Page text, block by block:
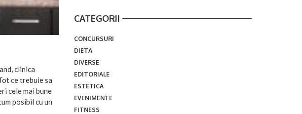
clinica
ce trebuie sa
cele mai bune
posibil cu un
CATEGORII
CONCURSURI
DIETA
DIVERSE
EDITORIALE
ESTETICA
EVENIMENTE
FITNESS